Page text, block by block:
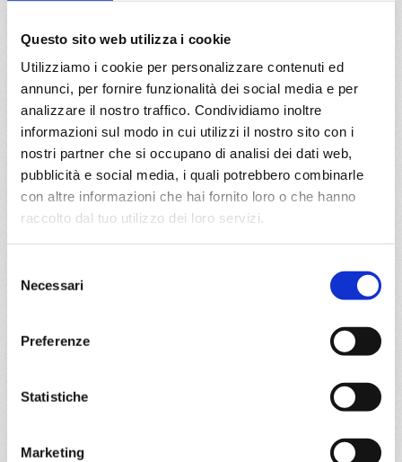
Questo sito web utilizza i cookie
Utilizziamo i cookie per personalizzare contenuti ed
annunci, per fornire funzionalità dei social media e per
analizzare il nostro traffico. Condividiamo inoltre
informazioni sul modo in cui utilizzi il nostro sito con i
nostri partner che si occupano di analisi dei dati web,
pubblicità e social media, i quali potrebbero combinarle
con altre informazioni che hai fornito loro o che hanno
raccolto dal tuo utilizzo dei loro servizi.
delNecessari
Preferenze
Statistiche
Marketing
€ 633
a partire da
€ 633
DETTAGLI
daBarcellona con
Splendida
Barcellona, Marsiglia, Livorno, Cagliari, Palermo, Valletta,